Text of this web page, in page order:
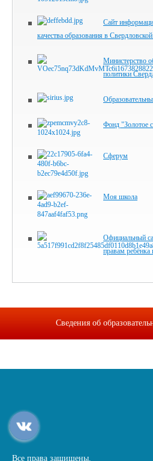
Сайт
качества образования в
Министерство
политики
Фонд "Золотое
Сферум
Моя школа
Официальный
правам ребёнка
Сведения об
Все права защищены.